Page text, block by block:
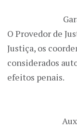
O Provedor de
Justiça, os
considerados
efeitos penais.